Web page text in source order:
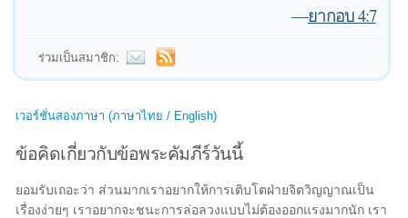
—ยากอบ 4:7
ร่วมเป็นสมาชิก:
เวอร์ชั่นสองภาษา (ภาษาไทย / English)
ข้อคิดเกี่ยวกับข้อพระคัมภีร์วันนี้
ยอมรับเถอะว่า ส่วนมากเราอยากให้การเติบโตฝ่ายจิตวิญญาณเป็น
เรื่องง่ายๆ เราอยากจะชนะการล่อลวงแบบไม่ต้องออกแรงมากนัก เรา